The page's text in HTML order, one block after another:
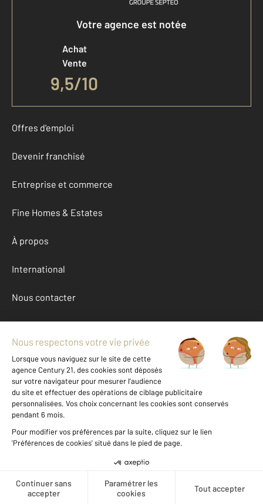
Téléphoner
Votre agence est notée
Achat
Vente
9,5/10
Offres d'emploi
Devenir franchisé
Entreprise et commerce
Fine Homes & Estates
À propos
International
Nous contacter
Mentions légales & CGU et Barèmes d'honoraires
Données personnelles
Gestionnaire des cookies
Achat maison autour de ARCACHON (33120)